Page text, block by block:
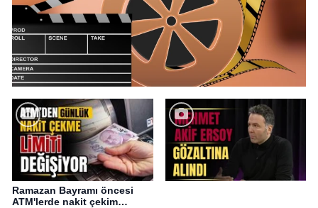
Ramazan Bayramı öncesi
ATM'lerde nakit çekim